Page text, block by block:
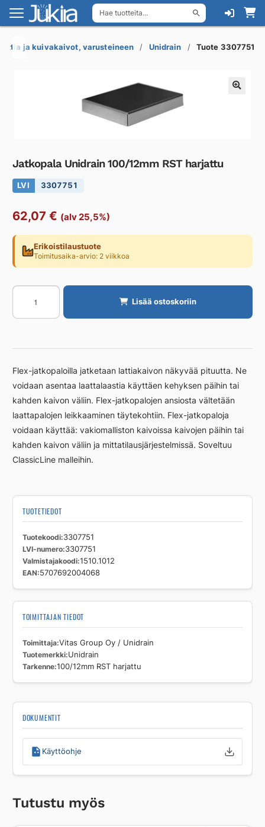
Hae tuotteita...
Siirry
navigointiin
Siirry
sisältöön
ja kuivakaivot, varusteineen Unidrain Tuote 3307751
Jatkopala Unidrain 100/12mm RST harjattu
LVI 3307751
62,07 € (alv 25,5%)
Erikoistilaustuote
Toimitusaika-arvio: 2 viikkoa
Jatkopala
Unidrain
100/12mm
harjattu
Lisää ostoskoriin
Flex-jatkopaloilla jatketaan lattiakaivon näkyvää pituutta. Ne
voidaan asentaa laattalaastia käyttäen kehyksen päihin tai
kahden kaivon väliin. Flex-jatkopalojen ansiosta vältetään
laattapalojen leikkaaminen täytekohtiin. Flex-jatkopaloja
voidaan käyttää: vakiomalliston kaivoissa kaivojen päihin tai
kahden kaivon väliin ja mittatilausjärjestelmissä. Soveltuu
ClassicLine malleihin.
TUOTETIEDOT
Tuotekoodi 3307751
LVI-numero 3307751
Valmistajakoodi 1510.1012
EAN 5707692004068
TOIMITTAJAN TIEDOT
Toimittaja Vitas Group Oy / Unidrain
Tuotemerkki Unidrain
Tarkenne 100/12mm RST harjattu
DOKUMENTIT
Käyttöohje
Tutustu myös